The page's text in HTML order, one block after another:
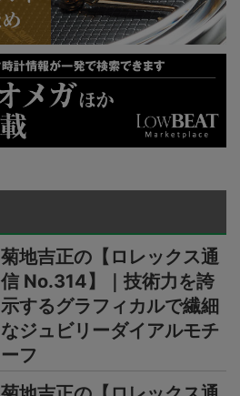
菊地吉正の【ロレックス通
信 No.314】｜技術力を誇
示するグラフィカルで繊細
なジュビリーダイアルモチ
ーフ